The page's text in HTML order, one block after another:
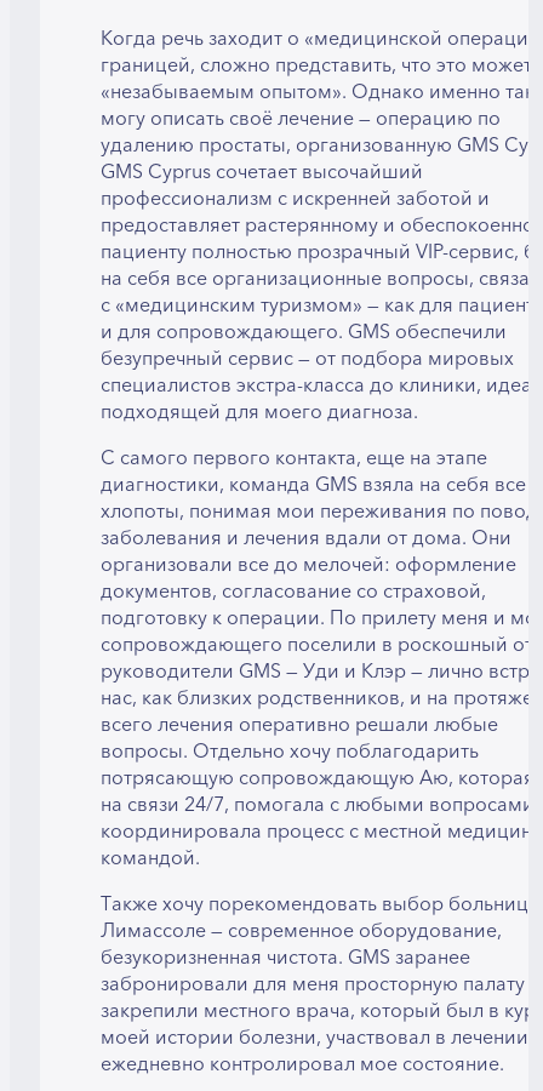
Когда речь заходит о «медицинской
границей, сложно представить, что это может
«незабываемым опытом». Однако именно так
могу описать своё лечение — операцию по
удалению простаты, организованную GMS
GMS Cyprus сочетает высочайший
профессионализм с искренней заботой и
предоставляет растерянному и
пациенту полностью прозрачный VIP-сервис,
на себя все организационные вопросы,
с «медицинским туризмом» — как для
и для сопровождающего. GMS обеспечили
безупречный сервис — от подбора мировых
специалистов экстра-класса до клиники,
подходящей для моего диагноза.
С самого первого контакта, еще на этапе
диагностики, команда GMS взяла на себя все
хлопоты, понимая мои переживания по
заболевания и лечения вдали от дома. Они
организовали все до мелочей: оформление
документов, согласование со страховой,
подготовку к операции. По прилету меня и
сопровождающего поселили в роскошный
руководители GMS — Уди и Клэр — лично
нас, как близких родственников, и на
всего лечения оперативно решали любые
вопросы. Отдельно хочу поблагодарить
потрясающую сопровождающую Аю, которая
на связи 24/7, помогала с любыми вопросами
координировала процесс с местной
командой.
Также хочу порекомендовать выбор
Лимассоле — современное оборудование,
безукоризненная чистота. GMS заранее
забронировали для меня просторную палату и
закрепили местного врача, который был в
моей истории болезни, участвовал в лечении
ежедневно контролировал мое состояние.